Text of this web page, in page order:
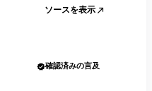
ソースを表示
確認済みの言及